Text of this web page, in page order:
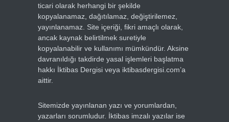
ticari olarak herhangi bir şekilde
kopyalanamaz, dağıtılamaz, değiştirilemez,
yayınlanamaz. Site içeriği, fikri amaçlı olarak,
ancak kaynak belirtilmek suretiyle
kopyalanabilir ve kullanımı mümkündür. Aksine
davranıldığı takdirde yasal işlemleri başlatma
hakkı İktibas Dergisi veya iktibasdergisi.com’a
aittir.
Sitemizde yayınlanan yazı ve yorumlardan,
yazarları sorumludur. İktibas imzalı yazılar ise